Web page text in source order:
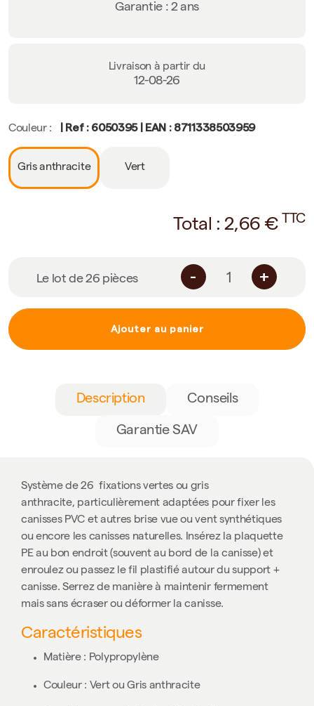
Garantie : 2 ans
Livraison à partir du
12-08-26
Couleur : | Ref : 6050395 | EAN : 8711338503959
Gris anthracite Vert
Total : 2,66 € TTC
Le lot de 26 pièces - +
Ajouter au panier
Description Conseils
Garantie SAV
Système de 26 fixations vertes ou gris
anthracite, particulièrement adaptées pour fixer les
canisses PVC et autres brise vue ou vent synthétiques
ou encore les canisses naturelles. Insérez la plaquette
PE au bon endroit (souvent au bord de la canisse) et
enroulez ou passez le fil plastifié autour du support +
canisse. Serrez de manière à maintenir fermement
mais sans écraser ou déformer la canisse.
Caractéristiques
Matière : Polypropylène
Couleur : Vert ouGris anthracite